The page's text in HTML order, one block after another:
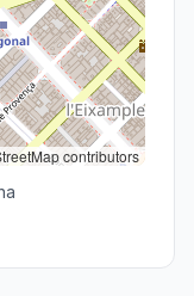
contributors